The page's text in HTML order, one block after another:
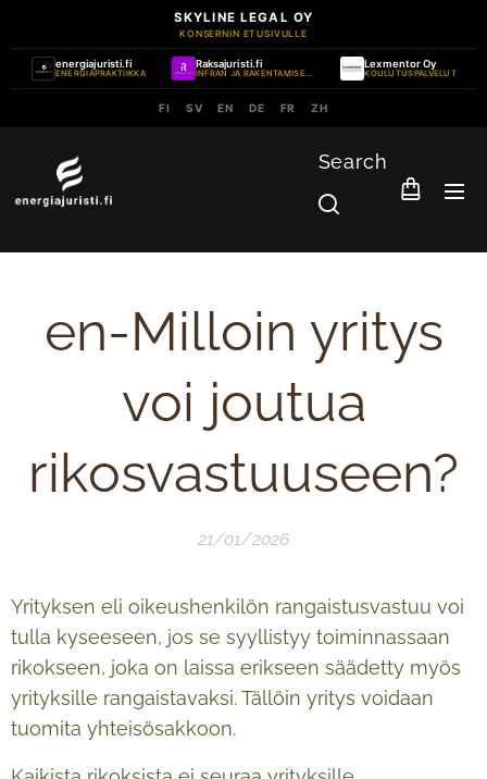
SKYLINE LEGAL OY
KONSERNIN ETUSIVULLE
energiajuristi.fi
ENERGIAPRAKTIIKKA
Raksajuristi.fi
INFRAN JA RAKENTAMISEN PRAKTIIKKA
Lexmentor Oy
KOULUTUSPALVELUT
FI SV EN DE FR ZH
Search
en-Milloin yritys
voi joutua
rikosvastuuseen?
21/01/2026
Yrityksen eli oikeushenkilön rangaistusvastuu voi
tulla kyseeseen, jos se syyllistyy toiminnassaan
rikokseen, joka on laissa erikseen säädetty myös
yrityksille rangaistavaksi. Tällöin yritys voidaan
tuomita yhteisösakkoon.